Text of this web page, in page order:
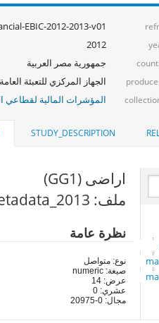
EBIC-2012-2013-v01
2012
جمهورية مصر العربية
الجهاز المركزي للتعبئة
المؤشرات المالية لقطاعي
STUDY_DESCRIPTION
اراضى (GG1)
ملف: madin2_metadata_2013
نظرة عامة
نوع: متواصل
صيغة: numeric
عرض: 14
عشري: 0
مجال: 0-20975